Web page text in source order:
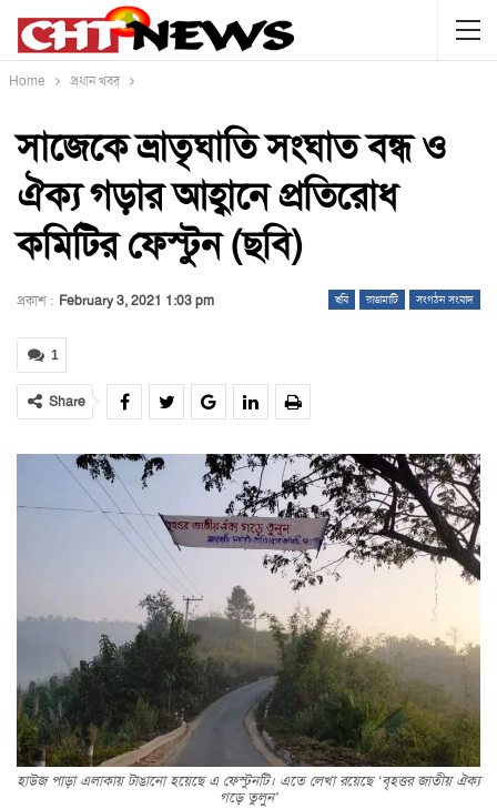
Home প্রধান খবর
সাজেকে ভ্রাতৃঘাতি সংঘাত বন্ধ ও
ঐক্য গড়ার আহ্বানে প্রতিরোধ
কমিটির ফেস্টুন (ছবি)
ছবি রাঙামাটি সংগঠন সংবাদ
প্রকাশ : February 3, 2021 1:03 pm
1
Share
হাউজ পাড়া এলাকায় টাঙানো হয়েছে এ ফেস্টুনটি। এতে লেখা রয়েছে ‘বৃহত্তর জাতীয় ঐক্য
গড়ে তুলুন’